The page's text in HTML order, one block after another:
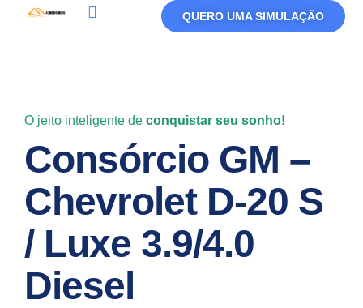
QUERO UMA SIMULAÇÃO
O jeito inteligente de conquistar seu sonho!
Consórcio GM –
Chevrolet D-20 S
/ Luxe 3.9/4.0
Diesel